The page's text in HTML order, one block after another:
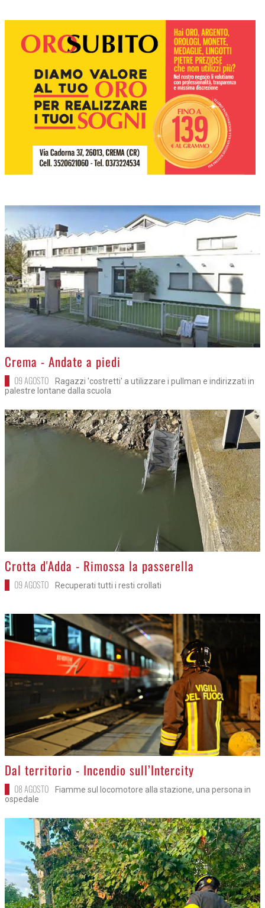
>
Crema - Andate a piedi
09 AGOSTO
Ragazzi 'costretti' a utilizzare i pullman e indirizzati in
palestre lontane dalla scuola
>
Crotta d'Adda - Rimossa la passerella
09 AGOSTO Recuperati tutti i resti crollati
>
Dal territorio - Incendio sull’Intercity
08 AGOSTO
Fiamme sul locomotore alla stazione, una persona in
ospedale